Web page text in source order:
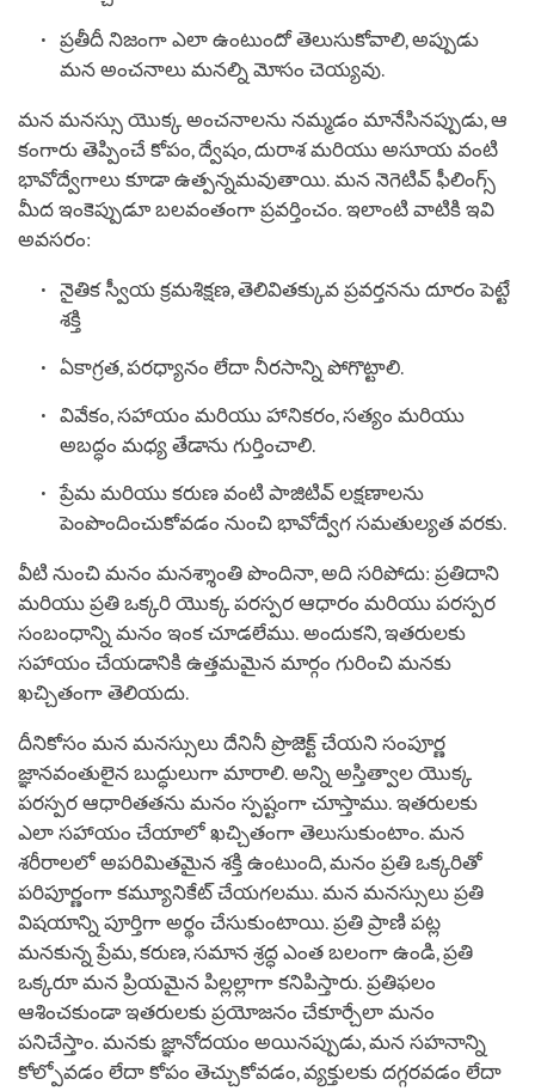
ప్రతీదీ నిజంగా ఎలా ఉంటుందో తెలుసుకోవాలి, అప్పుడు
మన అంచనాలు మనల్ని మోసం చెయ్యవు.
మన మనస్సు యొక్క అంచనాలను నమ్మడం మానేసినప్పుడు, ఆ
కంగారు తెప్పించే కోపం, ద్వేషం, దురాశ మరియు అసూయ వంటి
భావోద్వేగాలు కూడా ఉత్పన్నమవుతాయి. మన నెగెటివ్ ఫీలింగ్స్
మీద ఇంకెప్పుడూ బలవంతంగా ప్రవర్తించం. ఇలాంటి వాటికి ఇవి
అవసరం:
నైతిక స్వీయ క్రమశిక్షణ, తెలివితక్కువ ప్రవర్తనను దూరం పెట్టే
శక్తి
ఏకాగ్రత, పరధ్యానం లేదా నీరసాన్ని పోగొట్టాలి.
వివేకం, సహాయం మరియు హానికరం, సత్యం మరియు
అబద్ధం మధ్య తేడాను గుర్తించాలి.
ప్రేమ మరియు కరుణ వంటి పాజిటివ్ లక్షణాలను
పెంపొందించుకోవడం నుంచి భావోద్వేగ సమతుల్యత వరకు.
వీటి నుంచి మనం మనశ్శాంతి పొందినా, అది సరిపోదు: ప్రతిదాని
మరియు ప్రతి ఒక్కరి యొక్క పరస్పర ఆధారం మరియు పరస్పర
సంబంధాన్ని మనం ఇంక చూడలేము. అందుకని, ఇతరులకు
సహాయం చేయడానికి ఉత్తమమైన మార్గం గురించి మనకు
ఖచ్చితంగా తెలియదు.
దీనికోసం మన మనస్సులు దేనినీ ప్రొజెక్ట్ చేయని సంపూర్ణ
జ్ఞానవంతులైన బుద్ధులుగా మారాలి. అన్ని అస్తిత్వాల యొక్క
పరస్పర ఆధారితతను మనం స్పష్టంగా చూస్తాము. ఇతరులకు
ఎలా సహాయం చేయాలో ఖచ్చితంగా తెలుసుకుంటాం. మన
శరీరాలలో అపరిమితమైన శక్తి ఉంటుంది, మనం ప్రతి ఒక్కరితో
పరిపూర్ణంగా కమ్యూనికేట్ చేయగలము. మన మనస్సులు ప్రతి
విషయాన్ని పూర్తిగా అర్థం చేసుకుంటాయి. ప్రతి ప్రాణి పట్ల
మనకున్న ప్రేమ, కరుణ, సమాన శ్రద్ధ ఎంత బలంగా ఉండి, ప్రతి
ఒక్కరూ మన ప్రియమైన పిల్లల్లాగా కనిపిస్తారు. ప్రతిఫలం
ఆశించకుండా ఇతరులకు ప్రయోజనం చేకూర్చేలా మనం
పనిచేస్తాం. మనకు జ్ఞానోదయం అయినప్పుడు, మన సహనాన్ని
కోల్పోవడం లేదా కోపం తెచ్చుకోవడం, వ్యక్తులకు దగ్గరవడం లేదా